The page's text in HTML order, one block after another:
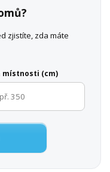
zjistíte, zda máte
místnosti (cm)